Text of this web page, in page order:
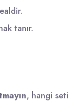
tanır.
, hangi seti